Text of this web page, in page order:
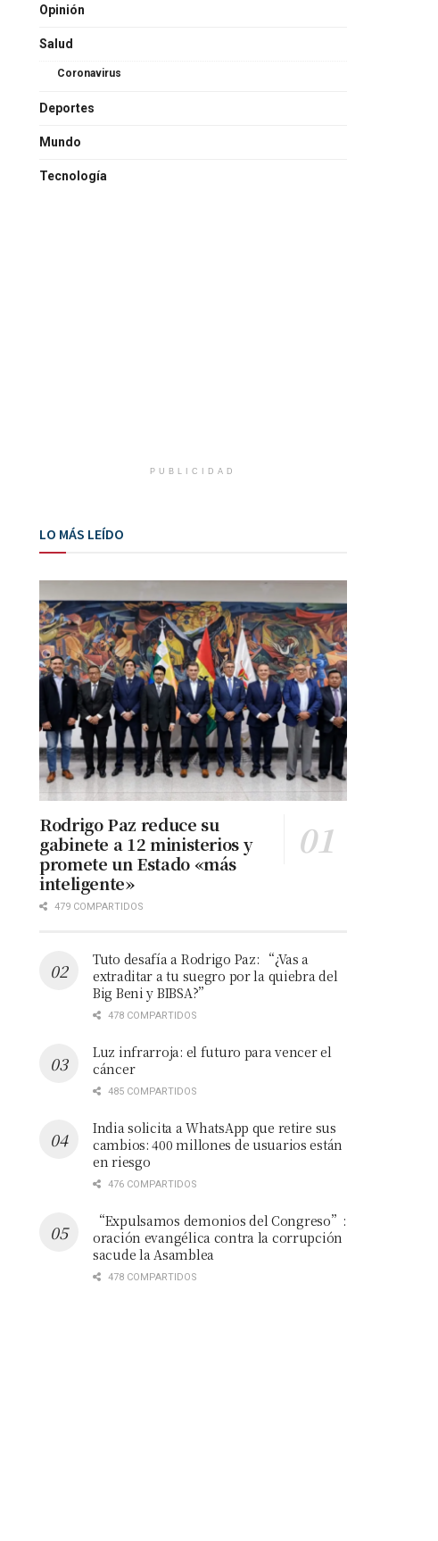
Opinión
Salud
Coronavirus
Deportes
Mundo
Tecnología
PUBLICIDAD
LO MÁS LEÍDO
Rodrigo Paz reduce su
gabinete a 12 ministerios y
promete un Estado «más
inteligente»
479 COMPARTIDOS
Tuto desafía a Rodrigo Paz: “¿Vas a
extraditar a tu suegro por la quiebra del
Big Beni y BIBSA?”
478 COMPARTIDOS
Luz infrarroja: el futuro para vencer el
cáncer
485 COMPARTIDOS
India solicita a WhatsApp que retire sus
cambios: 400 millones de usuarios están
en riesgo
476 COMPARTIDOS
“Expulsamos demonios del Congreso”:
oración evangélica contra la corrupción
sacude la Asamblea
478 COMPARTIDOS